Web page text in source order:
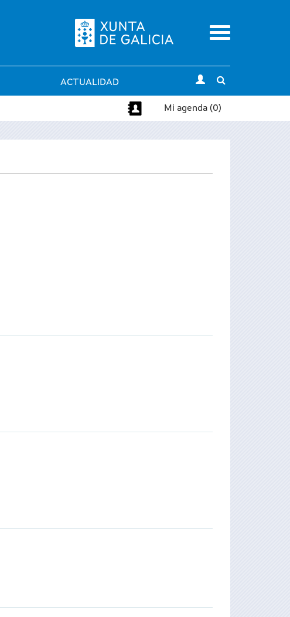
Menu
ACTUALIDAD
search
Mi agenda (0)